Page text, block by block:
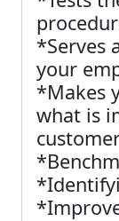
*Serves
your
*Makes
what is